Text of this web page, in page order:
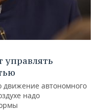
управлять
движение автономного
надо